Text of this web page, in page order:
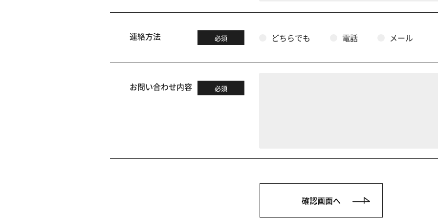
連絡方法 必須 どちらでも 電話 メール
お問い合わせ内容 必須